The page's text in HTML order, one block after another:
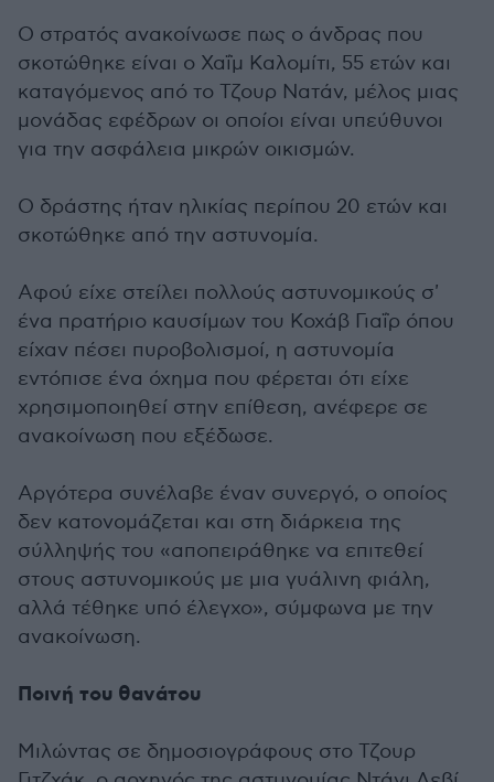
Ο στρατός ανακοίνωσε πως ο άνδρας που
σκοτώθηκε είναι ο Χαΐμ Καλομίτι, 55 ετών και
καταγόμενος από το Τζουρ Νατάν, μέλος μιας
μονάδας εφέδρων οι οποίοι είναι υπεύθυνοι
για την ασφάλεια μικρών οικισμών.
Ο δράστης ήταν ηλικίας περίπου 20 ετών και
σκοτώθηκε από την αστυνομία.
Αφού είχε στείλει πολλούς αστυνομικούς σ'
ένα πρατήριο καυσίμων του Κοχάβ Γιαΐρ όπου
είχαν πέσει πυροβολισμοί, η αστυνομία
εντόπισε ένα όχημα που φέρεται ότι είχε
χρησιμοποιηθεί στην επίθεση, ανέφερε σε
ανακοίνωση που εξέδωσε.
Αργότερα συνέλαβε έναν συνεργό, ο οποίος
δεν κατονομάζεται και στη διάρκεια της
σύλληψής του «αποπειράθηκε να επιτεθεί
στους αστυνομικούς με μια γυάλινη φιάλη,
αλλά τέθηκε υπό έλεγχο», σύμφωνα με την
ανακοίνωση.
Ποινή του θανάτου
Μιλώντας σε δημοσιογράφους στο Τζουρ